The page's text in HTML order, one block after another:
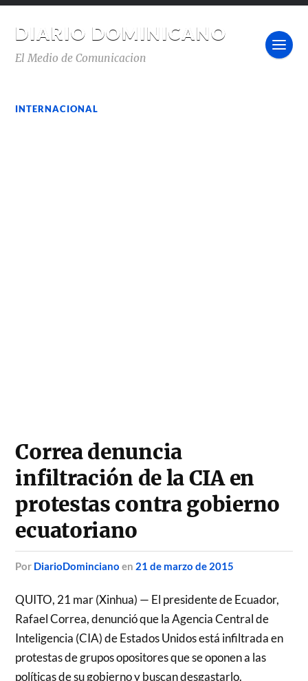
DIARIO DOMINICANO
El Medio de Comunicacion
INTERNACIONAL
Correa denuncia
infiltración de la CIA en
protestas contra gobierno
ecuatoriano
por DiarioDominciano en 21 de marzo de 2015
QUITO, 21 mar (Xinhua) — El presidente de Ecuador,
Rafael Correa, denunció que la Agencia Central de
Inteligencia (CIA) de Estados Unidos está infiltrada en
protestas de grupos opositores que se oponen a las
políticas de su gobierno y buscan desgastarlo.